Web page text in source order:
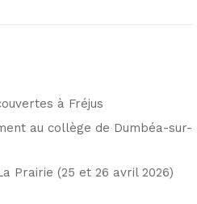
à Fréjus
au collège de Dumbéa-sur-
Prairie (25 et 26 avril 2026)